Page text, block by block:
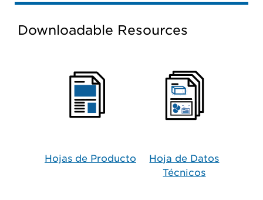
Downloadable Resources
Hojas de Producto​
Hoja de Datos
Técnicos